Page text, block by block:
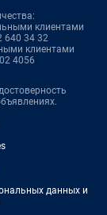
клиентами
640 34 32
клиентами
4056
данных и